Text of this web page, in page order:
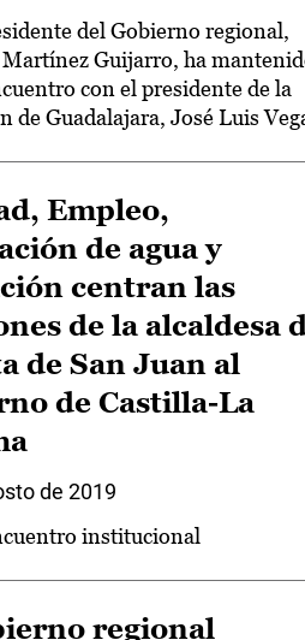
del Gobierno regional,
Guijarro, ha
con el presidente de la
de Guadalajara, José Luis
Empleo,
de agua y
centran las
de la alcaldesa
de San Juan al
de Castilla-La
de 2019
institucional
regional